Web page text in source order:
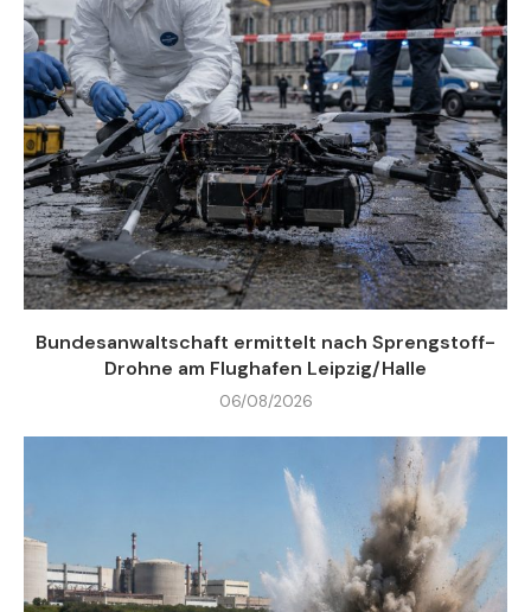
Bundesanwaltschaft ermittelt nach Sprengstoff-
Drohne am Flughafen Leipzig/Halle
06/08/2026